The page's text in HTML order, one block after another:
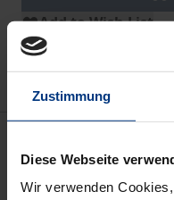
Zustimmung
Diese Webseite
Wir verwenden
Add to Wish List
Delivery cost notice